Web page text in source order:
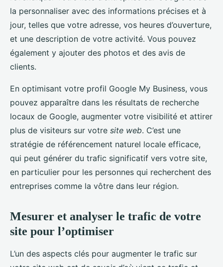
la personnaliser avec des informations précises et à
jour, telles que votre adresse, vos heures d’ouverture,
et une description de votre activité. Vous pouvez
également y ajouter des photos et des avis de
clients.
En optimisant votre profil Google My Business, vous
pouvez apparaître dans les résultats de recherche
locaux de Google, augmenter votre visibilité et attirer
plus de visiteurs sur votre site web. C’est une
stratégie de référencement naturel locale efficace,
qui peut générer du trafic significatif vers votre site,
en particulier pour les personnes qui recherchent des
entreprises comme la vôtre dans leur région.
Mesurer et analyser le trafic de votre
site pour l’optimiser
L’un des aspects clés pour augmenter le trafic sur